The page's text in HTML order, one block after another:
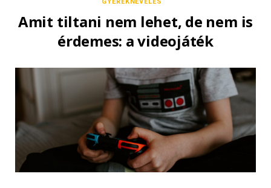
GYEREKNEVELÉS
Amit tiltani nem lehet, de nem is
érdemes: a videojáték